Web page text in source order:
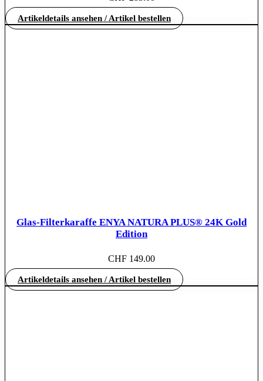
Artikeldetails ansehen / Artikel bestellen
Glas-Filterkaraffe ENYA NATURA PLUS® 24K Gold
Edition
CHF 149.00
Artikeldetails ansehen / Artikel bestellen